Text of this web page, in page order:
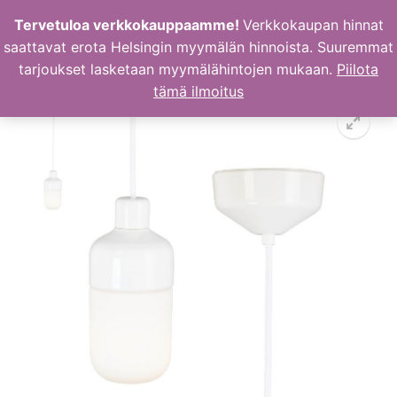
sisältöön
Tervetuloa verkkokauppaamme! Verkkokaupan hinnat
saattavat erota Helsingin myymälän hinnoista. Suuremmat
tarjoukset lasketaan myymälähintojen mukaan. Piilota
tämä ilmoitus